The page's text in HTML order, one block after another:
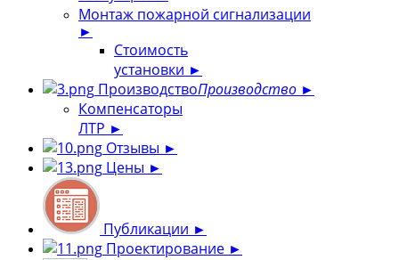
Монтаж пожарной сигнализации
►
Стоимость
установки ►
ПроизводствоПроизводство ►
Компенсаторы
ЛТР ►
Отзывы ►
Цены ►
Публикации ►
Проектирование ►